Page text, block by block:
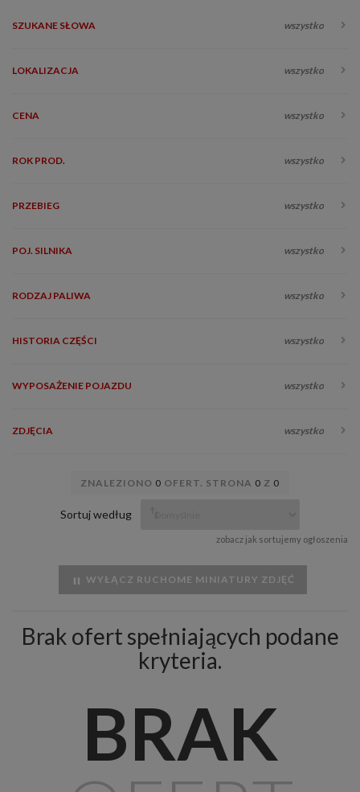
SZUKANE SŁOWA wszystko
LOKALIZACJA wszystko
CENA wszystko
ROK PROD. wszystko
PRZEBIEG wszystko
POJ. SILNIKA wszystko
RODZAJ PALIWA wszystko
HISTORIA CZĘŚCI wszystko
WYPOSAŻENIE POJAZDU wszystko
ZDJĘCIA wszystko
ZNALEZIONO 0 OFERT. STRONA 0 Z 0
Sortuj według
zobacz jak sortujemy ogłoszenia
WYŁĄCZ RUCHOME MINIATURY ZDJĘĆ
Brak ofert spełniających podane
kryteria.
BRAK